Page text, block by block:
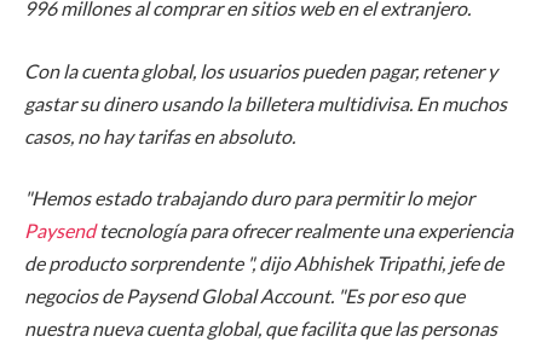
996 millones al comprar en sitios web en el extranjero.
Con la cuenta global, los usuarios pueden pagar, retener y
gastar su dinero usando la billetera multidivisa. En muchos
casos, no hay tarifas en absoluto.
"Hemos estado trabajando duro para permitir lo mejor
Paysendtecnología para ofrecer realmente una experiencia
de producto sorprendente ", dijo Abhishek Tripathi, jefe de
negocios de Paysend Global Account. "Es por eso que
nuestra nueva cuenta global, que facilita que las personas